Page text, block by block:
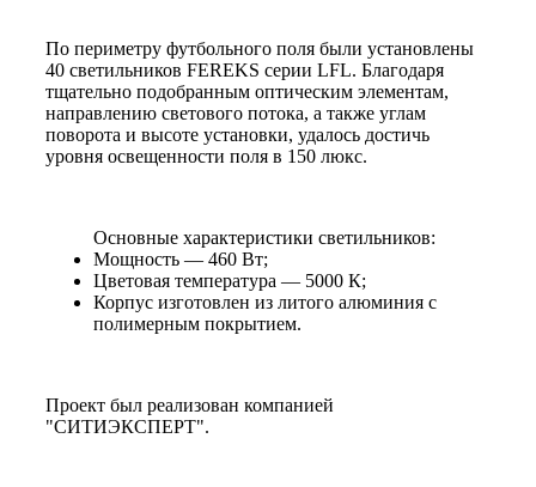
По периметру футбольного поля были установлены
40 светильников FEREKS серии LFL. Благодаря
тщательно подобранным оптическим элементам,
направлению светового потока, а также углам
поворота и высоте установки, удалось достичь
уровня освещенности поля в 150 люкс.
Основные характеристики светильников:
Мощность — 460 Вт;
Цветовая температура — 5000 К;
Корпус изготовлен из литого алюминия с
полимерным покрытием.
Проект был реализован компанией
"СИТИЭКСПЕРТ".